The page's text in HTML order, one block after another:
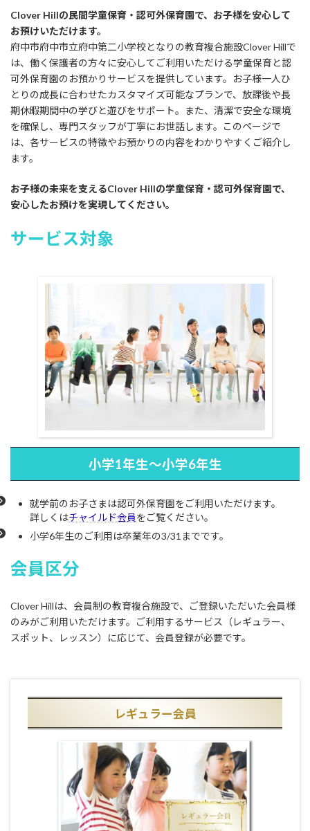
Clover Hillの民間学童保育・認可外保育園で、お子様を安心して
お預けいただけます。
府中市府中市立府中第二小学校となりの教育複合施設Clover Hillで
は、働く保護者の方々に安心してご利用いただける学童保育と認
可外保育園のお預かりサービスを提供しています。お子様一人ひ
とりの成長に合わせたカスタマイズ可能なプランで、放課後や長
期休暇期間中の学びと遊びをサポート。また、清潔で安全な環境
を確保し、専門スタッフが丁寧にお世話します。このページで
は、各サービスの特徴やお預かりの内容をわかりやすくご紹介し
ます。
お子様の未来を支えるClover Hillの学童保育・認可外保育園で、
安心したお預けを実現してください。
サービス対象
小学1年生～小学6年生
就学前のお子さまは認可外保育園をご利用いただけます。
詳しくはチャイルド会員をご覧ください。
小学6年生のご利用は卒業年の3/31までです。
会員区分
Clover Hillは、会員制の教育複合施設で、ご登録いただいた会員様
のみがご利用いただけます。ご利用するサービス（レギュラー、
スポット、レッスン）に応じて、会員登録が必要です。
レギュラー会員